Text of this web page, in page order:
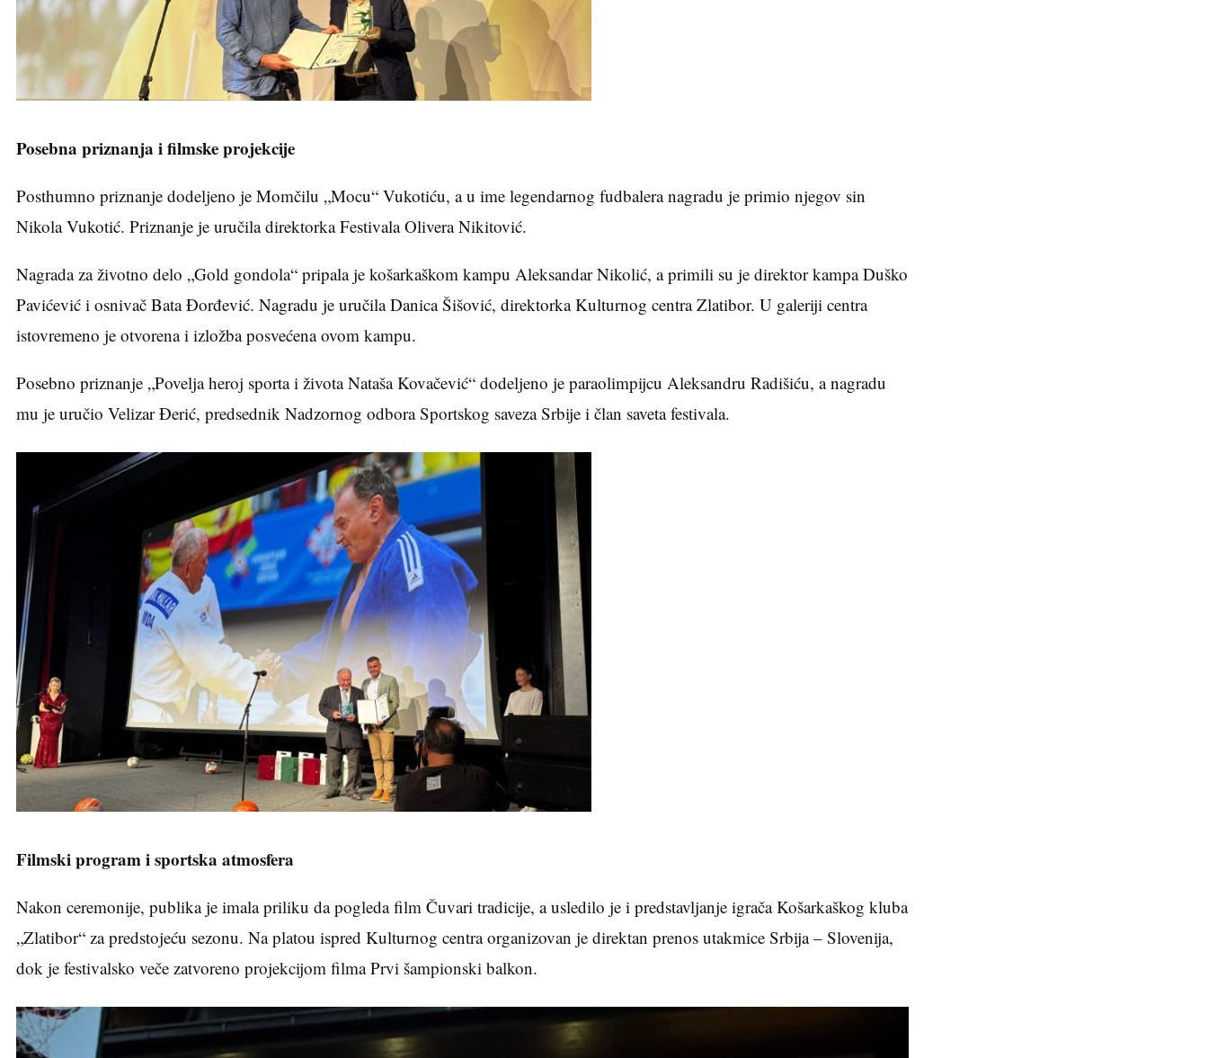
Posebna priznanja i filmske projekcije
Posthumno priznanje dodeljeno je Momčilu „Mocu“ Vukotiću, a u ime legendarnog fudbalera nagradu je primio njegov sin
Nikola Vukotić. Priznanje je uručila direktorka Festivala Olivera Nikitović.
Nagrada za životno delo „Gold gondola“ pripala je košarkaškom kampu Aleksandar Nikolić, a primili su je direktor kampa Duško
Pavićević i osnivač Bata Đorđević. Nagradu je uručila Danica Šišović, direktorka Kulturnog centra Zlatibor. U galeriji centra
istovremeno je otvorena i izložba posvećena ovom kampu.
Posebno priznanje „Povelja heroj sporta i života Nataša Kovačević“ dodeljeno je paraolimpijcu Aleksandru Radišiću, a nagradu
mu je uručio Velizar Đerić, predsednik Nadzornog odbora Sportskog saveza Srbije i član saveta festivala.
Filmski program i sportska atmosfera
Nakon ceremonije, publika je imala priliku da pogleda film Čuvari tradicije, a usledilo je i predstavljanje igrača Košarkaškog kluba
„Zlatibor“ za predstojeću sezonu. Na platou ispred Kulturnog centra organizovan je direktan prenos utakmice Srbija – Slovenija,
dok je festivalsko veče zatvoreno projekcijom filma Prvi šampionski balkon.